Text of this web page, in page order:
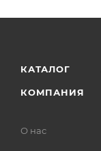
КАТАЛОГ
КОМПАНИЯ
О нас